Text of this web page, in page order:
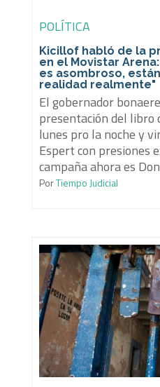
POLÍTICA
Kicillof habló de la
en el Movistar
es asombroso,
realidad realmente"
El gobernador
presentación del libro
lunes pro la noche y
Espert con presiones
campaña ahora es
PorTiempo Judicial